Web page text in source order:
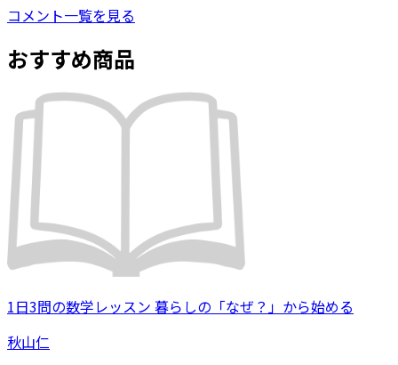
コメント一覧を見る
おすすめ商品
1日3問の数学レッスン 暮らしの「なぜ？」から始める
秋山仁